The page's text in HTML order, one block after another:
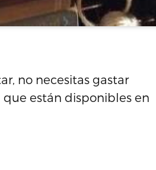
no necesitas gastar
están disponibles en